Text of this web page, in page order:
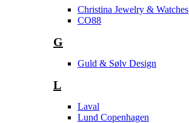
Christina Jewelry & Watches
CO88
G
Guld & Sølv Design
L
Laval
Lund Copenhagen